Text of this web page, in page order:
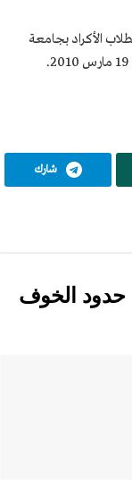
مشاركتها في تجمع الطلاب الأكراد بجامعة
شارك
حدود الخوف